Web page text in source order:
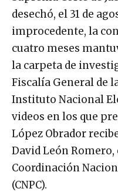
desechó, el 31 de
improcedente, la
cuatro meses
la carpeta de
Fiscalía General de
Instituto Nacional
videos en los que
López Obrador
David León Romero,
Coordinación
(CNPC).